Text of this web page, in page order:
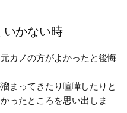
いかない時
カノの方がよかったと後悔
まってきたり喧嘩したりと
ったところを思い出しま